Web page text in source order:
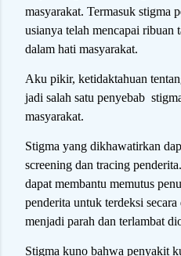
masyarakat. Termasuk stigma
usianya telah mencapai ribuan
dalam hati masyarakat.
Aku pikir, ketidaktahuan
jadi salah satu penyebab
masyarakat.
Stigma yang dikhawatirkan
screening dan tracing
dapat membantu memutus
penderita untuk terdeksi
menjadi parah dan terlambat
Stigma kuno bahwa penyakit